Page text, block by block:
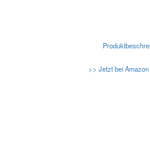
>> Jetzt bei